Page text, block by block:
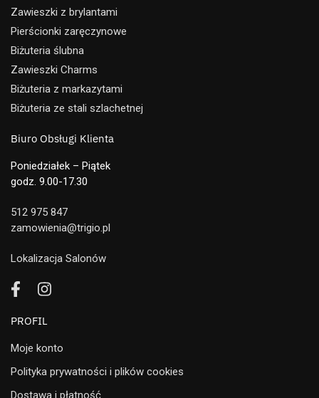
Zawieszki z brylantami
Pierścionki zaręczynowe
Biżuteria ślubna
Zawieszki Charms
Biżuteria z markazytami
Biżuteria ze stali szlachetnej
Biuro Obsługi Klienta
Poniedziałek – Piątek
godz. 9.00-17.30
512 975 847
zamowienia@trigio.pl
Lokalizacja Salonów
PROFIL
Moje konto
Polityka prywatności i plików cookies
Dostawa i płatność